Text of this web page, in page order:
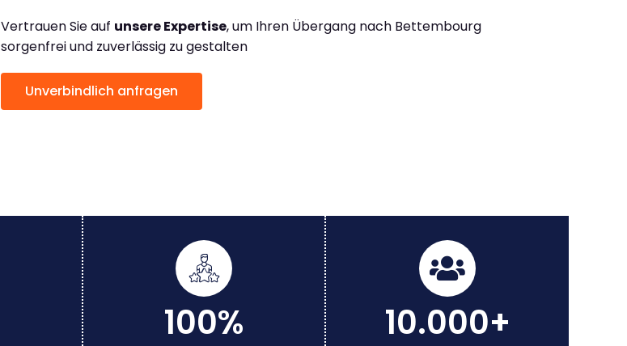
Vertrauen Sie auf unsere Expertise, um Ihren Übergang nach Bettembourg
sorgenfrei und zuverlässig zu gestalten
Unverbindlich anfragen
100% 10.000+